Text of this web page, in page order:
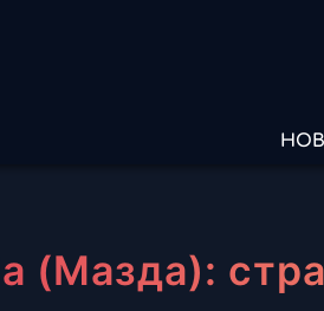
(Мазда):